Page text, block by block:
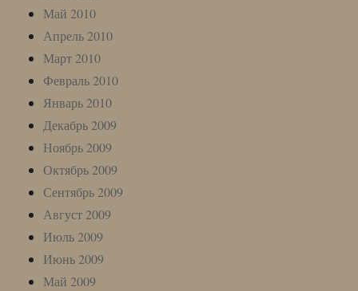
Май 2010
Апрель 2010
Март 2010
Февраль 2010
Январь 2010
Декабрь 2009
Ноябрь 2009
Октябрь 2009
Сентябрь 2009
Август 2009
Июль 2009
Июнь 2009
Май 2009